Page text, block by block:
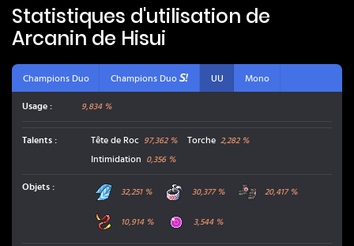
Statistiques d'utilisation de
Arcanin de Hisui
Champions Duo Champions Duo UU Mono
Usage : 9,834 %
Talents : Tête de Roc 97,362% Torche 2,282%
Intimidation 0,356%
Objets : Mouchoir Choix
32,251%
Bandeau Choix
30,377% 20,417%
Ceinture Force
10,914% 3,544%